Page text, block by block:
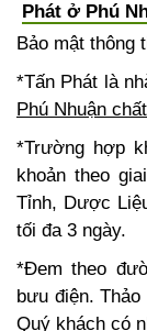
Phát ở Phú
Bảo mật thông
*Tấn Phát là
Phú Nhuận
*Trường hợp
khoản theo
Tỉnh, Dược
tối đa 3 ngày.
*Đem theo
bưu điện.
Quý khách có